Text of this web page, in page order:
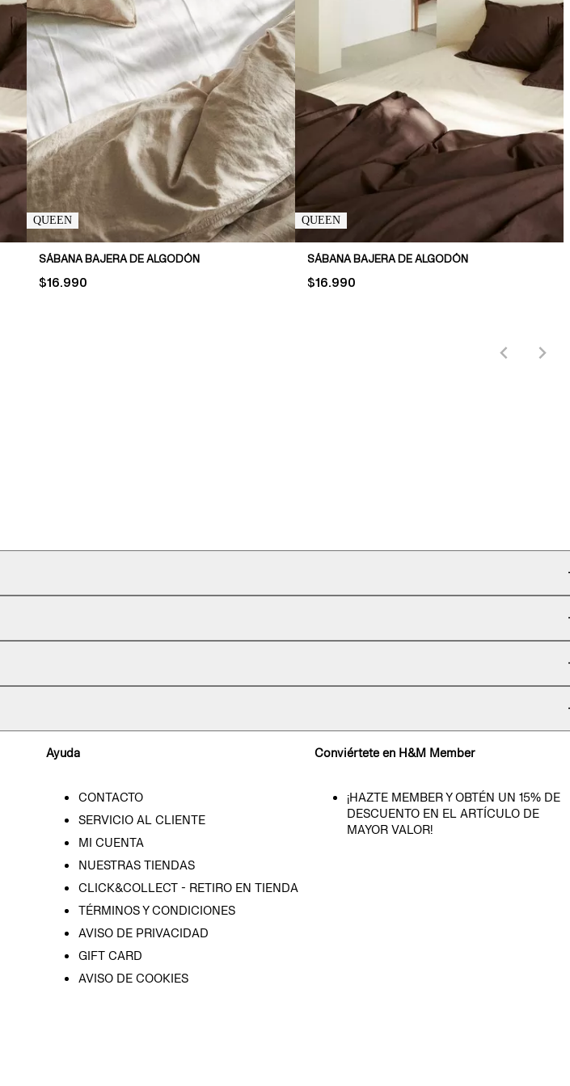
QUEEN
SÁBANA BAJERA DE ALGODÓN
PRICE:
$16.990
QUEEN
SÁBANA BAJERA DE ALGODÓN
PRICE:
$16.990
Ayuda
CONTACTO
SERVICIO AL CLIENTE
MI CUENTA
NUESTRAS TIENDAS
CLICK&COLLECT - RETIRO EN TIENDA
TÉRMINOS Y CONDICIONES
AVISO DE PRIVACIDAD
GIFT CARD
AVISO DE COOKIES
Conviértete en H&M Member
¡HAZTE MEMBER Y OBTÉN UN 15% DE
DESCUENTO EN EL ARTÍCULO DE
MAYOR VALOR!